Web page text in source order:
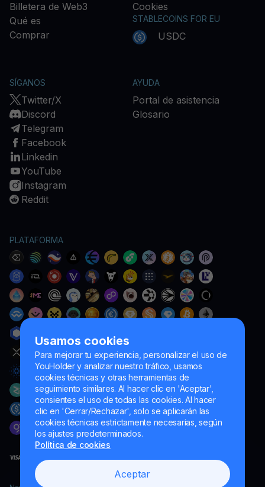
Usamos cookies
Para mejorar tu experiencia, personalizar el uso de
YouHolder y analizar nuestro tráfico, usamos
cookies técnicas y otras herramientas de
seguimiento similares. Al hacer clic en 'Aceptar',
consientes el uso de todas las cookies. Al hacer
clic en 'Cerrar/Rechazar', solo se aplicarán las
cookies técnicas estrictamente necesarias, según
los ajustes predeterminados.
Política de cookies
Aceptar
Billetera de Web3
Qué es
Comprar
Cookies
STABLECOINS FOR EU
USDC
SÍGANOS
Twitter/X
Discord
Telegram
Facebook
Linkedin
YouTube
Instagram
Reddit
AYUDA
Portal de asistencia
Glosario
PLATAFORMA